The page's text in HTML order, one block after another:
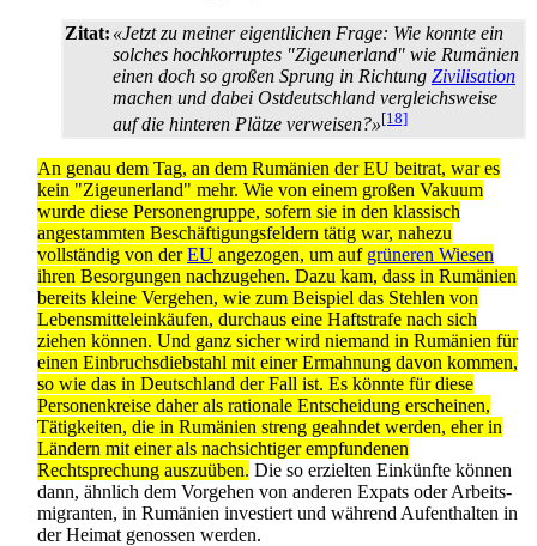
Zitat: «Jetzt zu meiner eigentlichen Frage: Wie konnte ein
solches hochkorruptes "Zigeunerland" wie Rumänien
einen doch so großen Sprung in Richtung Zivilisation
machen und dabei Ostdeutschland vergleichsweise
auf die hinteren Plätze verweisen?»[18]
An genau dem Tag, an dem Rumänien der EU beitrat, war es
kein "Zigeunerland" mehr. Wie von einem großen Vakuum
wurde diese Personengruppe, sofern sie in den klassisch
angestammten Beschäftigungs­feldern tätig war, nahezu
vollständig von derEU angezogen, um auf grüneren Wiesen
ihren Besorgungen nachzugehen. Dazu kam, dass in Rumänien
bereits kleine Vergehen, wie zum Beispiel das Stehlen von
Lebens­mittel­einkäufen, durchaus eine Haftstrafe nach sich
ziehen können. Und ganz sicher wird niemand in Rumänien für
einen Einbruchs­diebstahl mit einer Ermahnung davon kommen,
so wie das in Deutschland der Fall ist. Es könnte für diese
Personenkreise daher als rationale Entscheidung erscheinen,
Tätigkeiten, die in Rumänien streng geahndet werden, eher in
Ländern mit einer als nachsichtiger empfundenen
Rechtsprechung auszuüben. Die so erzielten Einkünfte können
dann, ähnlich dem Vorgehen von anderen Expats oder Arbeits­
migranten, in Rumänien investiert und während Aufenthalten in
der Heimat genossen werden.